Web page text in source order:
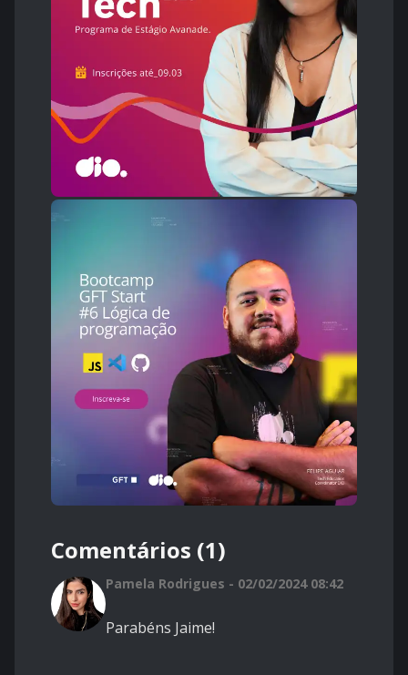
Comentários (1)
Pamela Rodrigues - 02/02/2024 08:42
Parabéns Jaime!